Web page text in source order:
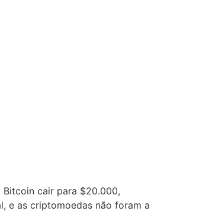
cair para $20.000,
e as criptomoedas não foram a